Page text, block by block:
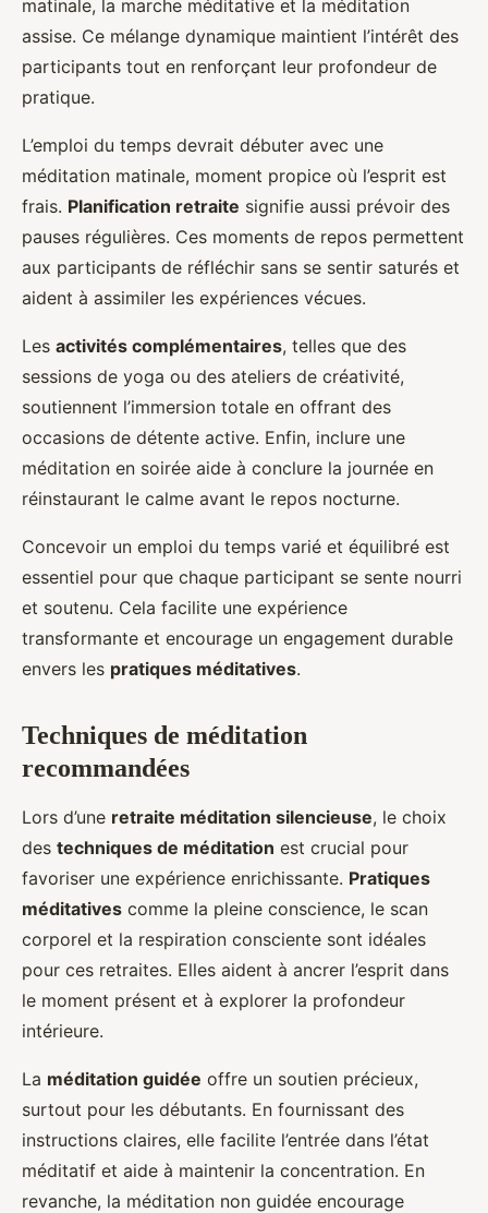
matinale, la marche méditative et la méditation
assise. Ce mélange dynamique maintient l’intérêt des
participants tout en renforçant leur profondeur de
pratique.
L’emploi du temps devrait débuter avec une
méditation matinale, moment propice où l’esprit est
frais. Planification retraite signifie aussi prévoir des
pauses régulières. Ces moments de repos permettent
aux participants de réfléchir sans se sentir saturés et
aident à assimiler les expériences vécues.
Les activités complémentaires, telles que des
sessions de yoga ou des ateliers de créativité,
soutiennent l’immersion totale en offrant des
occasions de détente active. Enfin, inclure une
méditation en soirée aide à conclure la journée en
réinstaurant le calme avant le repos nocturne.
Concevoir un emploi du temps varié et équilibré est
essentiel pour que chaque participant se sente nourri
et soutenu. Cela facilite une expérience
transformante et encourage un engagement durable
envers les pratiques méditatives.
Techniques de méditation
recommandées
Lors d’une retraite méditation silencieuse, le choix
des techniques de méditation est crucial pour
favoriser une expérience enrichissante. Pratiques
méditatives comme la pleine conscience, le scan
corporel et la respiration consciente sont idéales
pour ces retraites. Elles aident à ancrer l’esprit dans
le moment présent et à explorer la profondeur
intérieure.
La méditation guidée offre un soutien précieux,
surtout pour les débutants. En fournissant des
instructions claires, elle facilite l’entrée dans l’état
méditatif et aide à maintenir la concentration. En
revanche, la méditation non guidée encourage